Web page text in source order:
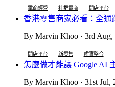
電商經營 社群電商 開店平台
香港零售商家必看：全通
By Marvin Khoo · 3rd Aug,
開店平台 新零售 虛實整合
怎麼做才能讓 Google AI
By Marvin Khoo · 31st Jul,